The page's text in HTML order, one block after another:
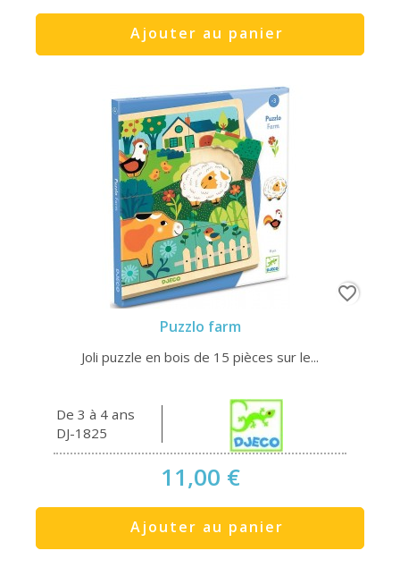
Ajouter au panier
Puzzlo farm
Joli puzzle en bois de 15 pièces sur le...
De 3 à 4 ans
DJ-1825
11,00 €
Ajouter au panier
favorite_border